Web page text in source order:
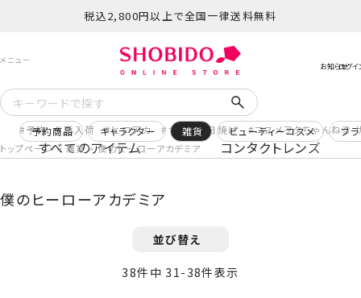
税込2,800円以上で全国一律送料無料
予約 再入荷 ヒロアカ サンリオ日焼け コスメヲタちゃんねる
すべてのアイテム コンタクトレンズ
予約商品 キャラクター 雑貨 ビューティーコスメ ブ
トップページ 雑貨 僕のヒーローアカデミア
僕のヒーローアカデミア
並び替え
38件中 31- 38件表示